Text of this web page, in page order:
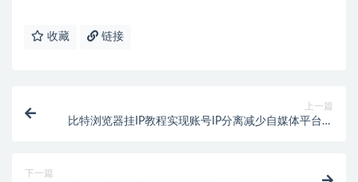
收藏 链接
上一篇
比特浏览器挂IP教程实现账号IP分离减少自媒体平台账
下一篇